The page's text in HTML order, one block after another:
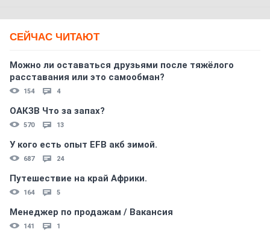
СЕЙЧАС ЧИТАЮТ
Можно ли оставаться друзьями после тяжёлого
расставания или это самообман?
154 4
ОАКЗВ Что за запах?
570 13
У кого есть опыт EFB акб зимой.
687 24
Путешествие на край Африки.
164 5
Менеджер по продажам / Вакансия
141 1